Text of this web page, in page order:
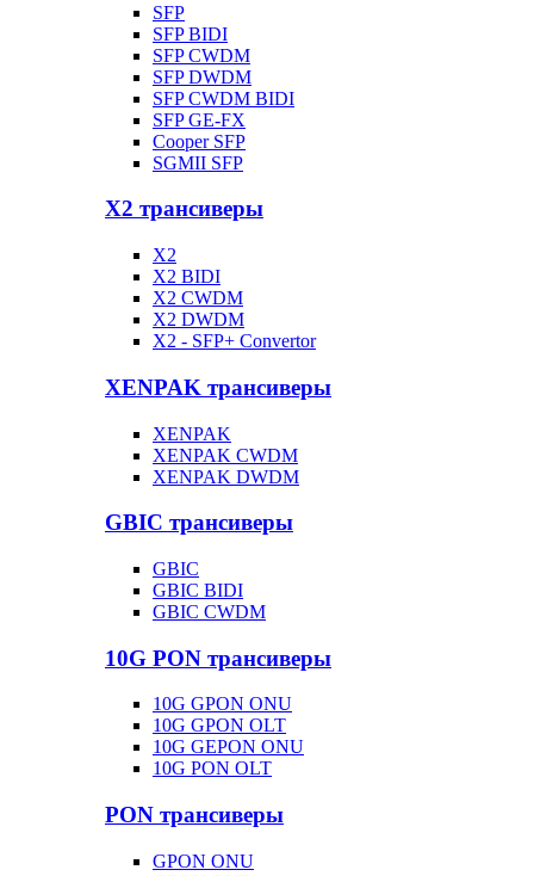
SFP
SFP BIDI
SFP CWDM
SFP DWDM
SFP CWDM BIDI
SFP GE-FX
Cooper SFP
SGMII SFP
X2 трансиверы
X2
X2 BIDI
X2 CWDM
X2 DWDM
X2 - SFP+ Convertor
XENPAK трансиверы
XENPAK
XENPAK CWDM
XENPAK DWDM
GBIC трансиверы
GBIC
GBIC BIDI
GBIC CWDM
10G PON трансиверы
10G GPON ONU
10G GPON OLT
10G GEPON ONU
10G PON OLT
PON трансиверы
GPON ONU